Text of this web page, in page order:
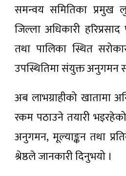
समन्वय समितिका प्रमुख
जिल्ला अधिकारी
तथा पालिका स्थित
उपस्थितिमा संयुक्त अनुगमन
अब लाभग्राहीको खातामा
रकम पठाउने तयारी
अनुगमन, मूल्याङ्कन तथा
श्रेष्ठले जानकारी दिनुभयो ।